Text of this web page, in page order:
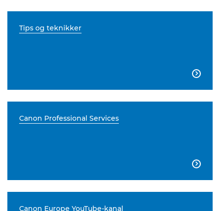
Tips og teknikker

Canon Professional Services

Canon Europe YouTube-kanal